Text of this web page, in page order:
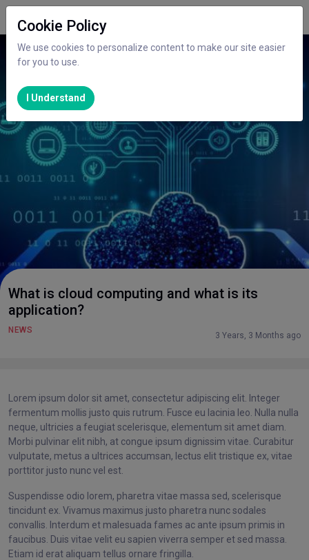
Cookie Policy
We use cookies to personalize content to make our site easier
for you to use.
I Understand
What is cloud computing and what is its
application?
NEWS
3 Years, 3 Months ago
Lorem ipsum dolor sit amet, consectetur adipiscing elit. Integer
fermentum mollis justo quis rutrum. Fusce eu lacinia leo. Nulla nulla
neque, ultricies a feugiat scelerisque, elementum sit amet diam.
Morbi pulvinar elit nibh, at congue ipsum dignissim vitae. Curabitur
vulputate, metus a ultrices accumsan, lectus elit tristique ex, vitae
porttitor justo nunc vel est.
Suspendisse odio lorem, pharetra vitae massa sed, scelerisque
tincidunt ex. Vivamus maximus justo pharetra nunc sodales
convallis. Interdum et malesuada fames ac ante ipsum primis in
faucibus. Duis vitae velit eu sapien viverra semper et sed massa.
Etiam id erat aliquam tellus ornare fringilla.